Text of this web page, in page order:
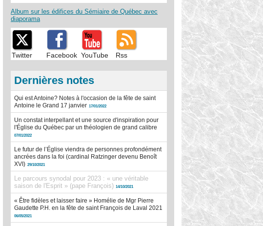
Album sur les édifices du Sémiaire de Québec avec
diaporama
Twitter Facebook YouTube Rss
Dernières notes
Qui est Antoine? Notes à l'occasion de la fête de saint
Antoine le Grand 17 janvier 17/01/2022
Un constat interpellant et une source d'inspiration pour
l'Église du Québec par un théologien de grand calibre
07/01/2022
Le futur de l’Église viendra de personnes profondément
ancrées dans la foi (cardinal Ratzinger devenu Benoît
XVI) 29/10/2021
Le parcours synodal pour 2023 : « une véritable
saison de l'Esprit » (pape François) 14/10/2021
« Être fidèles et laisser faire » Homélie de Mgr Pierre
Gaudette P.H. en la fête de saint François de Laval 2021
06/05/2021